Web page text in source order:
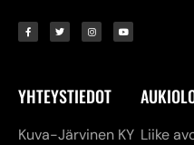
YHTEYSTIEDOT
Kuva-Järvinen KY Liike